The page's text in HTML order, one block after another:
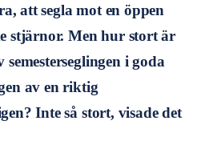
att segla mot en öppen
stjärnor. Men hur stort är
i goda
av en riktig
Inte så stort, visade det